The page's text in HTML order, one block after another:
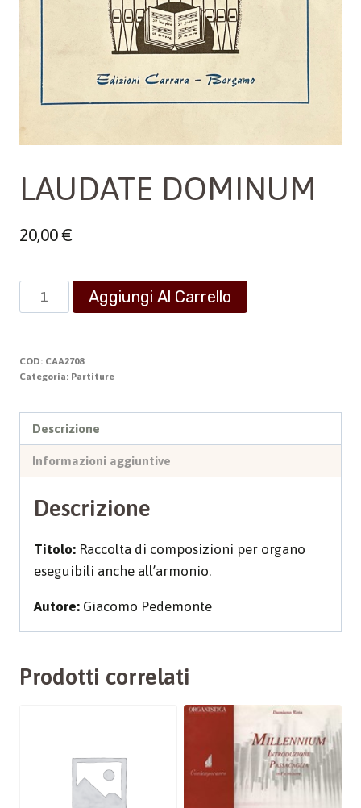
LAUDATE DOMINUM
20,00€
LAUDATE
DOMINUM
Aggiungi Al Carrello
COD: CAA2708
Categoria: Partiture
Descrizione
Informazioni aggiuntive
Descrizione
Titolo: Raccolta di composizioni per organo
eseguibili anche all’armonio.
Autore: Giacomo Pedemonte
Prodotti correlati